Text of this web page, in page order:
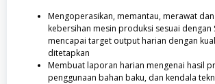
Mengoperasikan, memantau, merawat
kebersihan mesin produksi sesuai dengan
mencapai target output harian dengan
ditetapkan
Membuat laporan harian mengenai hasil
penggunaan bahan baku, dan kendala